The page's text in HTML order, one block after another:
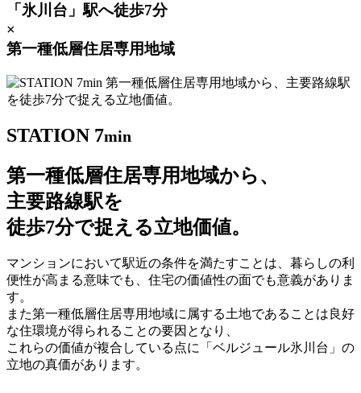
「氷川台」駅へ徒歩7分
×
第一種低層住居専用地域
STATION 7min
第一種低層住居専用地域から、
主要路線駅を
徒歩7分で捉える立地価値。
マンションにおいて駅近の条件を満たすことは、暮らしの利
便性が高まる意味でも、住宅の価値性の面でも意義がありま
す。
また第一種低層住居専用地域に属する土地であることは良好
な住環境が得られることの要因となり、
これらの価値が複合している点に「ベルジュール氷川台」の
立地の真価があります。